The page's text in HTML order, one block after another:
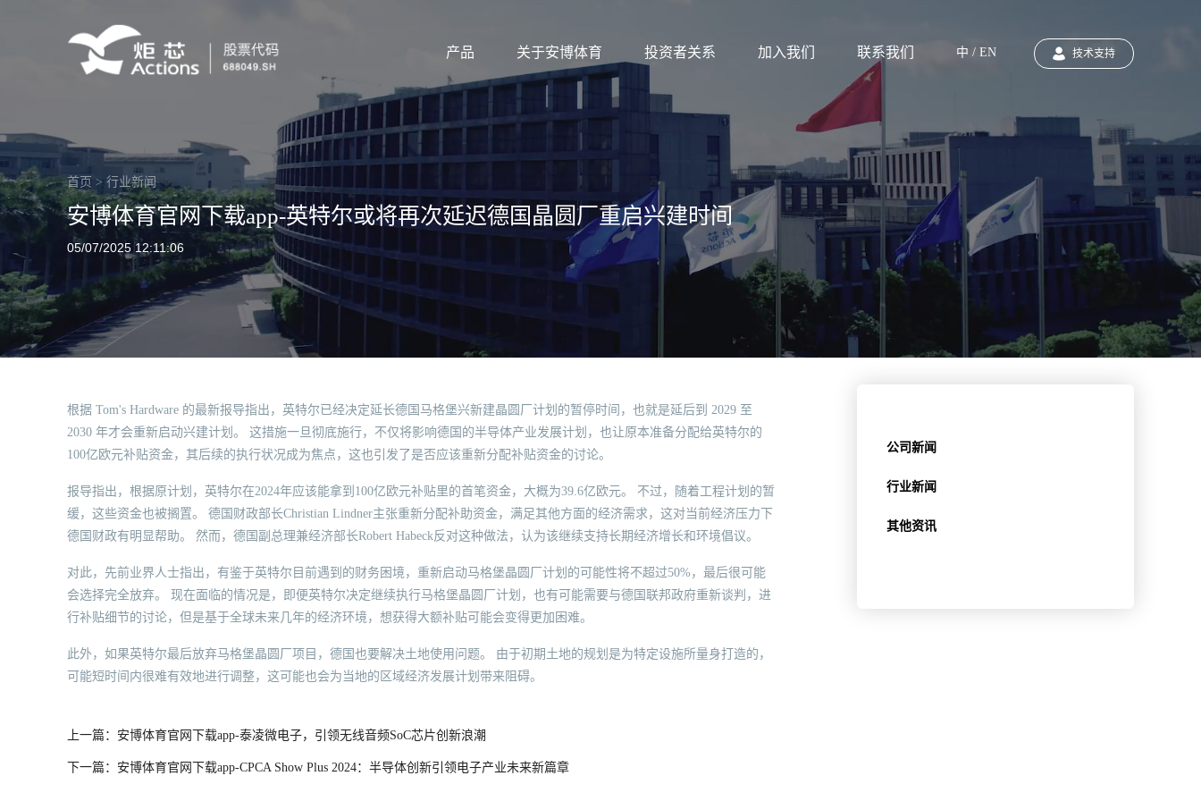
产品 关于安博体育 投资者关系 加入我们 联系我们 中 / EN 技术支持
首页 > 行业新闻
安博体育官网下载app-英特尔或将再次延迟德国晶圆厂重启兴建时间
05/07/2025 12:11:06
公司新闻
行业新闻
其他资讯
根据 Tom's Hardware 的最新报导指出，英特尔已经决定延长德国马格堡兴新建晶圆厂计划的暂停时间，也就是延后到 2029 至
2030 年才会重新启动兴建计划。 这措施一旦彻底施行，不仅将影响德国的半导体产业发展计划，也让原本准备分配给英特尔的
100亿欧元补贴资金，其后续的执行状况成为焦点，这也引发了是否应该重新分配补贴资金的讨论。
报导指出，根据原计划，英特尔在2024年应该能拿到100亿欧元补贴里的首笔资金，大概为39.6亿欧元。 不过，随着工程计划的暂
缓，这些资金也被搁置。 德国财政部长Christian Lindner主张重新分配补助资金，满足其他方面的经济需求，这对当前经济压力下
德国财政有明显帮助。 然而，德国副总理兼经济部长Robert Habeck反对这种做法，认为该继续支持长期经济增长和环境倡议。
对此，先前业界人士指出，有鉴于英特尔目前遇到的财务困境，重新启动马格堡晶圆厂计划的可能性将不超过50%，最后很可能
会选择完全放弃。 现在面临的情况是，即便英特尔决定继续执行马格堡晶圆厂计划，也有可能需要与德国联邦政府重新谈判，进
行补贴细节的讨论，但是基于全球未来几年的经济环境，想获得大额补贴可能会变得更加困难。
此外，如果英特尔最后放弃马格堡晶圆厂项目，德国也要解决土地使用问题。 由于初期土地的规划是为特定设施所量身打造的，
可能短时间内很难有效地进行调整，这可能也会为当地的区域经济发展计划带来阻碍。
上一篇：安博体育官网下载app-泰凌微电子，引领无线音频SoC芯片创新浪潮
下一篇：安博体育官网下载app-CPCA Show Plus 2024：半导体创新引领电子产业未来新篇章